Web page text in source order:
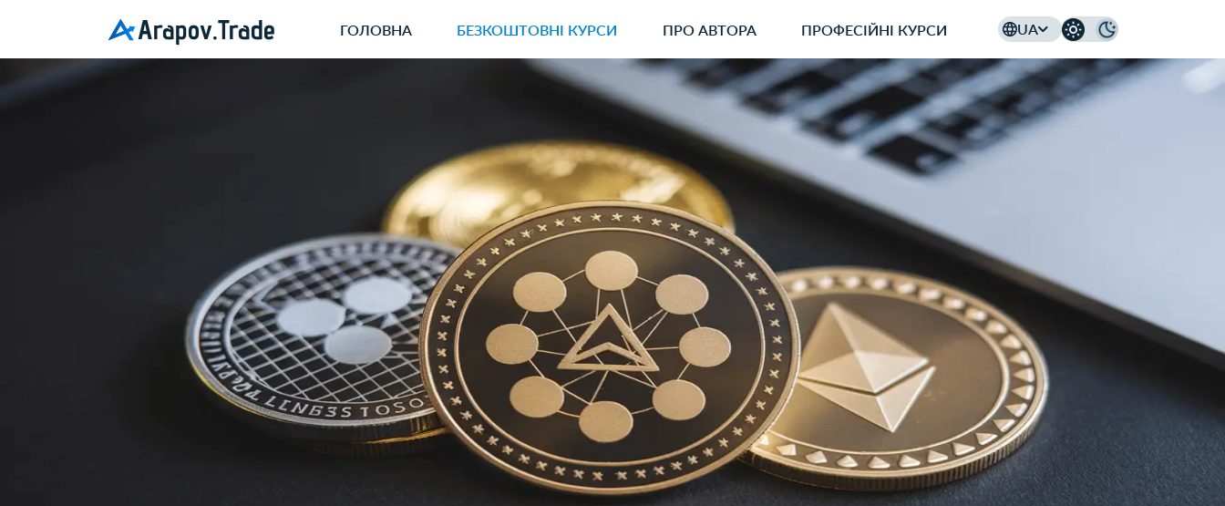
Arapov.Trade ГОЛОВНА БЕЗКОШТОВНI КУРСИ ПРО АВТОРА ПРОФЕСIЙНI КУРСИ UA